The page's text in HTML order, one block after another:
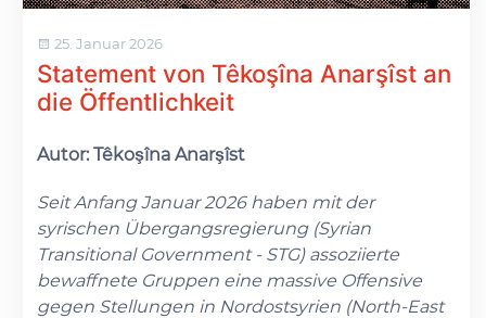
25. Januar 2026
Statement von Têkoşîna Anarşîst an
die Öffentlichkeit
Autor: Têkoşîna Anarşîst
Seit Anfang Januar 2026 haben mit der
syrischen Übergangsregierung (Syrian
Transitional Government - STG) assoziierte
bewaffnete Gruppen eine massive Offensive
gegen Stellungen in Nordostsyrien (North-East